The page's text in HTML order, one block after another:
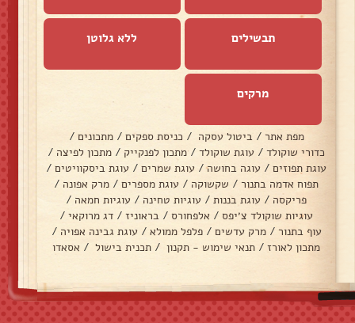
תבשילים ללא גלוטן
מרקים
מפת אתר / ביטול עסקה / כניסת ספקים / מתכונים /
כדורי שוקולד / עוגת שוקולד / מתכון לפנקייק / מתכון לפיצה /
עוגת תפוזים / עוגה בחושה / עוגת שמרים / עוגת ביסקוויטים /
תפוח אדמה בתנור / שקשוקה / עוגת מספרים / מרק אפונה /
פריקסה / עוגת בננות / עוגיות טחינה / עוגיות חמאה /
עוגיות שוקולד צ׳יפס / אלפחורס / בראוניז / דג מרוקאי /
עוף בתנור / מרק עדשים / פלפל ממולא / עוגת גבינה אפויה /
מתכון לאורז / תנאי שימוש - תקנון / תכנית בישול / אסאדו